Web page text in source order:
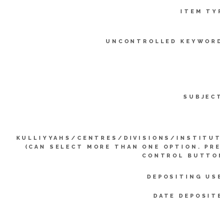
ITEM
UNCONTROLLED
KULLIYYAHS/CENTRES/DIVISIONS/
(CAN SELECT MORE THAN ONE OPTION.
CONTROL
DEPOSITING
DATE